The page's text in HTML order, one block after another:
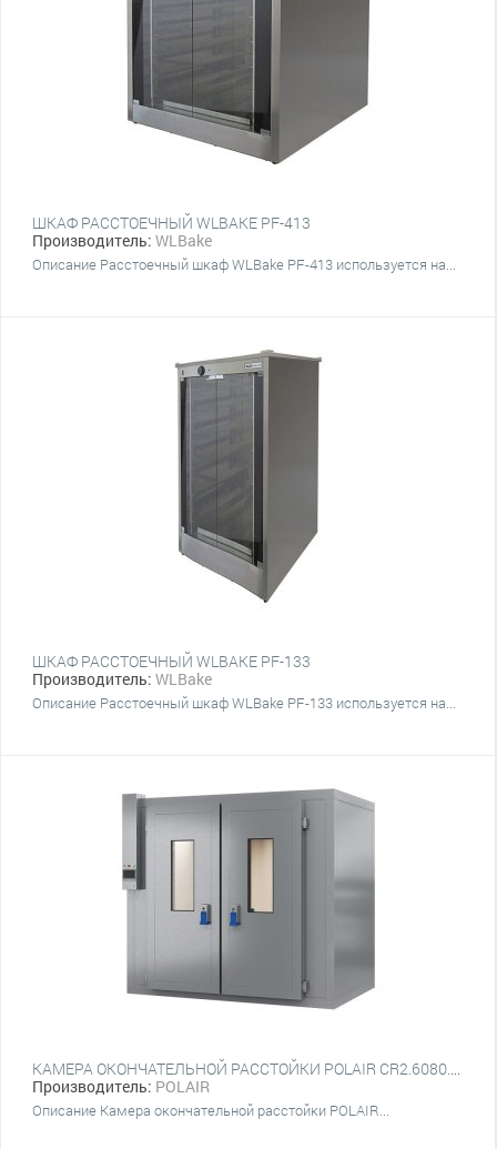
ШКАФ РАССТОЕЧНЫЙ WLBAKE PF-413
Производитель: WLBake
Описание Расстоечный шкаф WLBake PF-413 используется на...
ШКАФ РАССТОЕЧНЫЙ WLBAKE PF-133
Производитель: WLBake
Описание Расстоечный шкаф WLBake PF-133 используется на...
КАМЕРА ОКОНЧАТЕЛЬНОЙ РАССТОЙКИ POLAIR CR2.6080.Т2S
Производитель: POLAIR
Описание Камера окончательной расстойки POLAIR...